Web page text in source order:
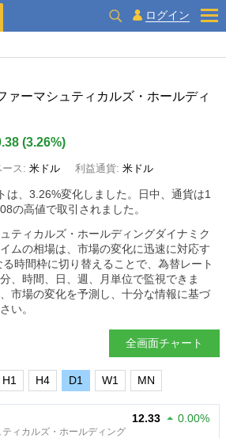
ログイン
ァーマシュティカルズ・ホールディ
(3.26%)
ース: 米ドル 利益通貨: 米ドル
、 3.26%変化しました。日中、通貨は1
の高値で取引されました。
ティカルズ・ホールディングダイナミク
ムの相場は、市場の変化に迅速に対応す
時間枠に切り替えることで、為替レート
、時間、日、週、月単位で監視できま
市場の変化を予測し、十分な情報に基づ
い。
全画面チャート
H1 H4 D1 W1 MN
ィカルズ・ホールディング
12.33 0.00%